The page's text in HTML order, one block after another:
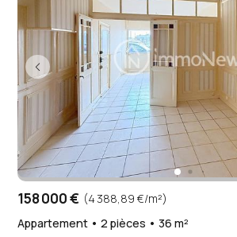
158 000 € (4 388,89 €/m²)
Appartement • 2 pièces • 36 m²